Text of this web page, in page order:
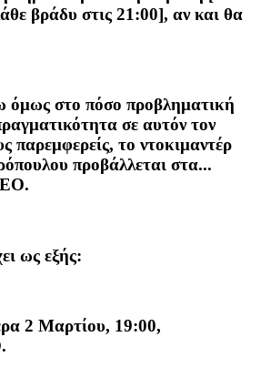
βράδυ στις 21:00], αν και θα
όμως στο πόσο προβληματική
σε αυτόν τον
παρεμφερείς, το ντοκιμαντέρ
προβάλλεται στα...
ως εξής:
2 Μαρτίου, 19:00,